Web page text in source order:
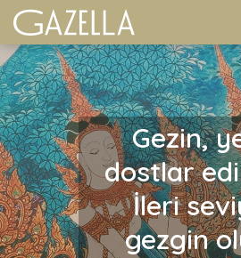
Gezin,
dostlar
İleri
gezgin